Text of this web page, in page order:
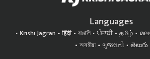
Languages
Krishi Jagran हिंदी বাঙালি ਪੰਜਾਬੀ தமிழ்
অসমীয়া
ગુજરાતી తెలుగు